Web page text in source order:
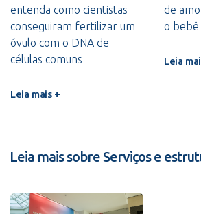
entenda como cientistas
conseguiram fertilizar um
óvulo com o DNA de
células comuns
Leia mais +
de
o bebê
Leia
Leia mais sobre Serviços e